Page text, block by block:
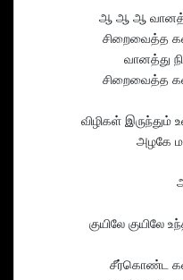
ஆ ஆ ஆ
சிறைவைத்த
வானத்து
சிறைவைத்த
விழிகள்
அழகே
குயிலே
சீர்கொண்ட